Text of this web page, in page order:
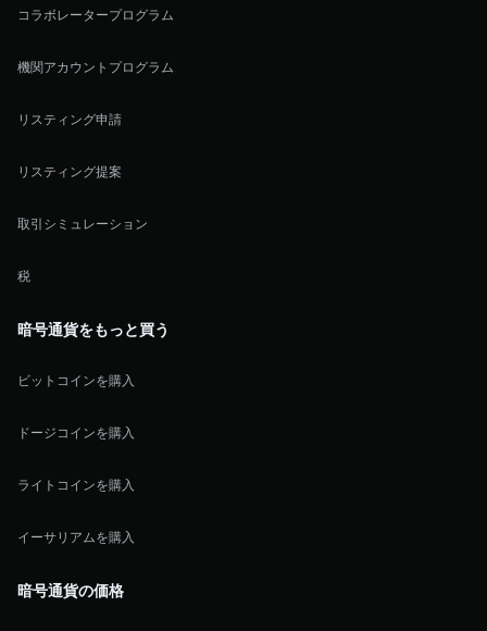
コラボレータープログラム
機関アカウントプログラム
リスティング申請
リスティング提案
取引シミュレーション
税
暗号通貨をもっと買う
ビットコインを購入
ドージコインを購入
ライトコインを購入
イーサリアムを購入
暗号通貨の価格